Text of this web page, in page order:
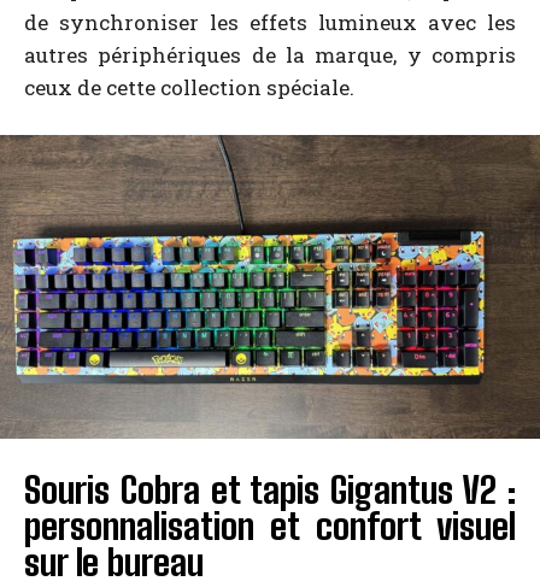
de synchroniser les effets lumineux avec les
autres périphériques de la marque, y compris
ceux de cette collection spéciale.
Souris Cobra et tapis Gigantus V2 :
personnalisation et confort visuel
sur le bureau